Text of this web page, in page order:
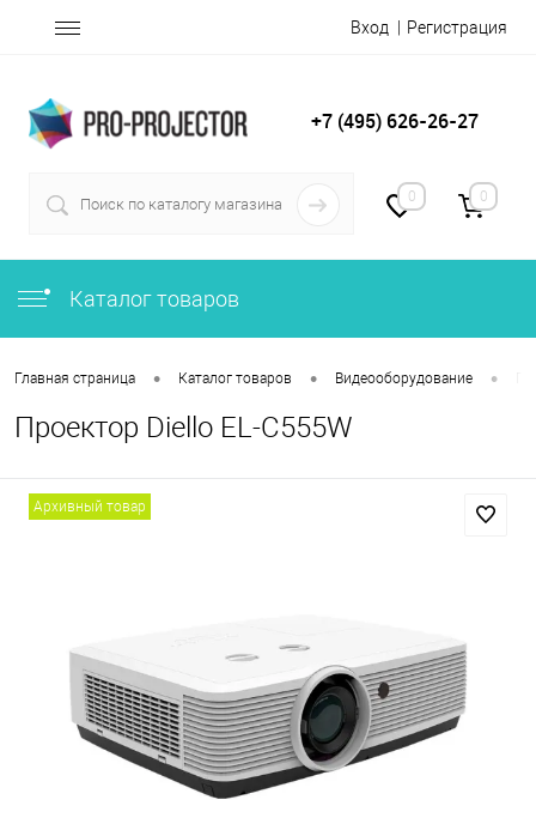
Вход Регистрация
+7 (495) 626-26-27
0 0
Каталог товаров
Главная страница • Каталог товаров • Видеооборудование •
Проектор Diello EL-C555W
Архивный товар